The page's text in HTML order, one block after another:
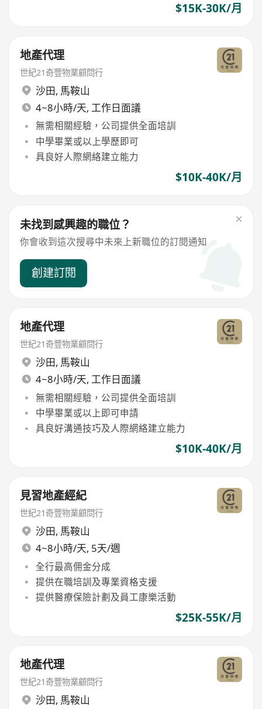
$15K-30K/月
地產代理
世紀21奇豐物業顧問行
沙田, 馬鞍山
4~8小時/天, 工作日面議
無需相關經驗，公司提供全面培訓
中學畢業或以上學歷即可
具良好人際網絡建立能力
$10K-40K/月
未找到感興趣的職位？
你會收到這次搜尋中未來上新職位的訂閱通知
創建訂閱
地產代理
世紀21奇豐物業顧問行
沙田, 馬鞍山
4~8小時/天, 工作日面議
無需相關經驗，公司提供全面培訓
中學畢業或以上即可申請
具良好溝通技巧及人際網絡建立能力
$10K-40K/月
見習地產經紀
世紀21奇豐物業顧問行
沙田, 馬鞍山
4~8小時/天, 5天/週
全行最高佣金分成
提供在職培訓及專業資格支援
提供醫療保險計劃及員工康樂活動
$25K-55K/月
地產代理
世紀21奇豐物業顧問行
沙田, 馬鞍山